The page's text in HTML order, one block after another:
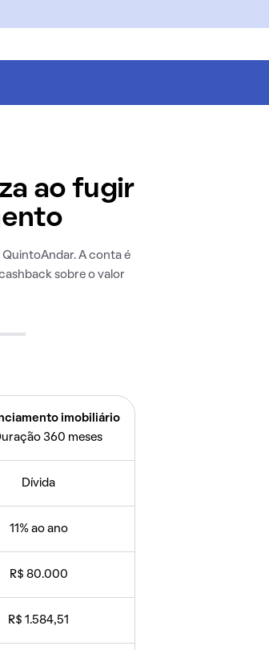
ao fugir
A conta é
sobre o valor
imobiliário
360 meses
Dívida
11% ao ano
R$ 80.000
R$ 1.584,51